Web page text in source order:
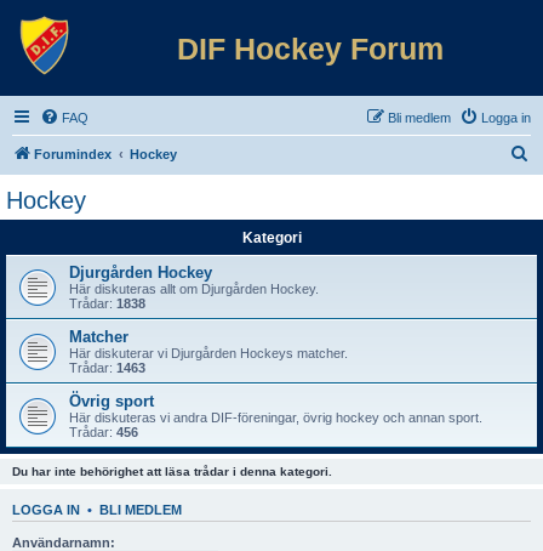
DIF Hockey Forum
FAQ Logga in
Bli medlem
Forumindex Hockey
Hockey
Kategori
Djurgården Hockey
Här diskuteras allt om Djurgården Hockey.
Trådar: 1838
Matcher
Här diskuterar vi Djurgården Hockeys matcher.
Trådar: 1463
Övrig sport
Här diskuteras vi andra DIF-föreningar, övrig hockey och annan sport.
Trådar: 456
Du har inte behörighet att läsa trådar i denna kategori.
LOGGA IN • BLI MEDLEM
Användarnamn: